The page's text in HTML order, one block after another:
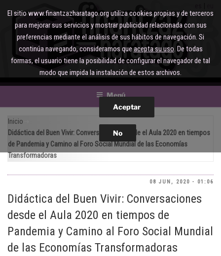
contenido
Menú
Inicio
Didáctica del Buen Vivir: Conversaciones desde el Aula 2020 en tiempos
de Pandemia y Camino al Foro Social Mundial de las Economías
Transformadoras
08 JUN, 2020 - 01:06
Didáctica del Buen Vivir: Conversaciones
desde el Aula 2020 en tiempos de
Pandemia y Camino al Foro Social Mundial
de las Economías Transformadoras
El sitio www.finantzazharatago.org utiliza cookies propias y de terceros
para mejorar sus servicios y mostrar publicidad relacionada con sus
preferencias mediante el análisis de sus hábitos de navegación. Si
continúa navegando, consideramos queacepta su uso. De todas
formas, el usuario tiene la posibilidad de configurar el navegador de tal
modo que impida la instalación de estos archivos.